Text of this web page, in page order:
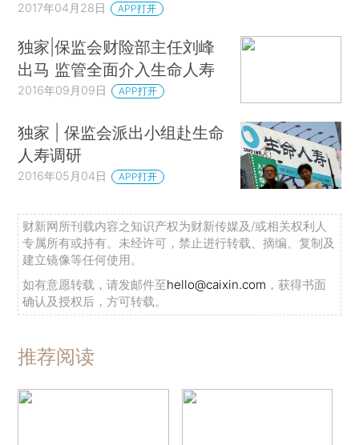
2017年04月28日 APP打开
独家|保监会财险部主任刘峰
出马 监管全面介入生命人寿
2016年09月09日 APP打开
独家 | 保监会派出小组赴生命
人寿调研
2016年05月04日 APP打开
财新网所刊载内容之知识产权为财新传媒及/或相关权利人
专属所有或持有。未经许可，禁止进行转载、摘编、复制及
建立镜像等任何使用。
如有意愿转载，请发邮件至hello@caixin.com ，获得书面
确认及授权后，方可转载。
推荐阅读